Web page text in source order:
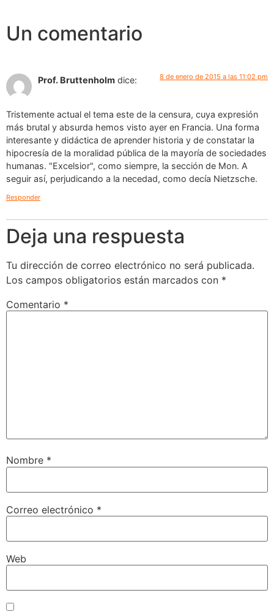
Un comentario
Prof. Bruttenholm dice: 8 de enero de 2015 a las 11:02 pm
Tristemente actual el tema este de la censura, cuya expresión
más brutal y absurda hemos visto ayer en Francia. Una forma
interesante y didáctica de aprender historia y de constatar la
hipocresía de la moralidad pública de la mayoría de sociedades
humanas. "Excelsior", como siempre, la sección de Mon. A
seguir así, perjudicando a la necedad, como decía Nietzsche.
Responder
Deja una respuesta
Tu dirección de correo electrónico no será publicada.
Los campos obligatorios están marcados con *
Comentario *
Nombre *
Correo electrónico *
Web